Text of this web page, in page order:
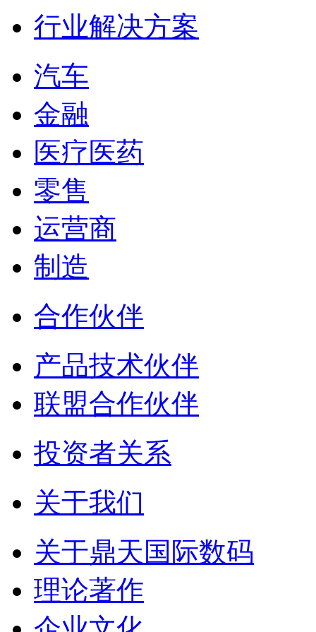
行业解决方案
汽车
金融
医疗医药
零售
运营商
制造
合作伙伴
产品技术伙伴
联盟合作伙伴
投资者关系
关于我们
关于鼎天国际数码
理论著作